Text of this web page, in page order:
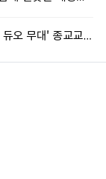
제72회 광화문음악회, 20일 '김대환·김하늘 듀오 무대' 종교교회서 무료 개최